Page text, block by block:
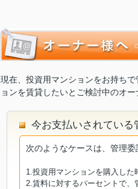
現在、投資用マンションをお持ち
ョンを賃貸したいとご検討中のオ
今お支払いされてい
次のようなケースは、管理
1.投資用マンションを購入し
2.賃料に対するパーセントで